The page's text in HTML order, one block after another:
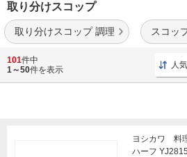
取り分けスコップ
取り分けスコップ 調理 スコッ
さまざまな材質やデザインの取り分けスコップを豊
型モデル もご用意しております。
101件中
1～50件を表示 人
ヨシカワ 料
ハーフ YJ2815